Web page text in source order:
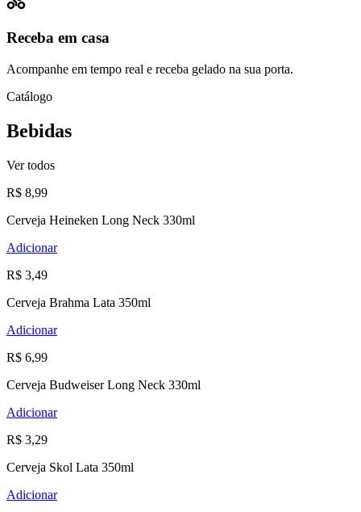
Receba em casa
Acompanhe em tempo real e receba gelado na sua porta.
Catálogo
Bebidas
Ver todos
R$ 8,99
Cerveja Heineken Long Neck 330ml
Adicionar
R$ 3,49
Cerveja Brahma Lata 350ml
Adicionar
R$ 6,99
Cerveja Budweiser Long Neck 330ml
Adicionar
R$ 3,29
Cerveja Skol Lata 350ml
Adicionar